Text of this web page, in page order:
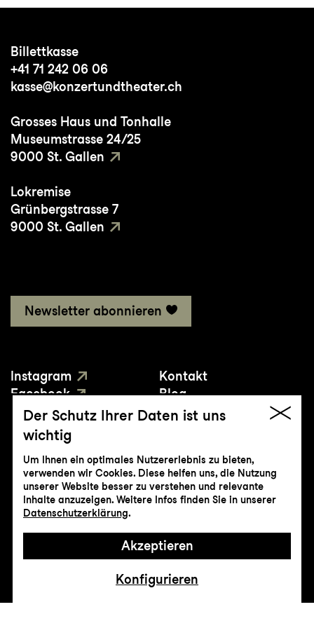
Billettkasse
+41 71 242 06 06
kasse@konzertundtheater.ch
Grosses Haus und Tonhalle
Museumstrasse 24/25
9000 St. Gallen
Lokremise
Grünbergstrasse 7
9000 St. Gallen
Newsletter abonnieren
Instagram
Facebook
YouTube
Kontakt
Blog
Presse
© Genossenschaft Konzert und Theater
St.Gallen
Impressum
Datenschutz AGB Intranet
Der Schutz Ihrer Daten ist uns
wichtig
Um Ihnen ein optimales Nutzererlebnis zu bieten,
verwenden wir Cookies. Diese helfen uns, die Nutzung
unserer Website besser zu verstehen und relevante
Inhalte anzuzeigen. Weitere Infos finden Sie in unserer
Datenschutzerklärung.
Akzeptieren
Konfigurieren